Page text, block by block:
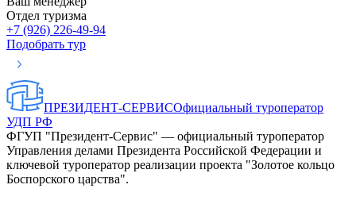
Отдел туризма
+7 (926) 226-49-94
Подобрать тур
ПРЕЗИДЕНТ-СЕРВИСОфициальный туроператор
УДП РФ
ФГУП "Президент-Сервис" — официальный туроператор
Управления делами Президента Российской Федерации и
ключевой туроператор реализации проекта "Золотое кольцо
Боспорского царства".